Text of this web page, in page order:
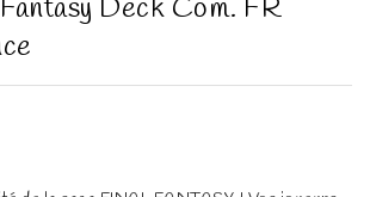
Deck Com. FR